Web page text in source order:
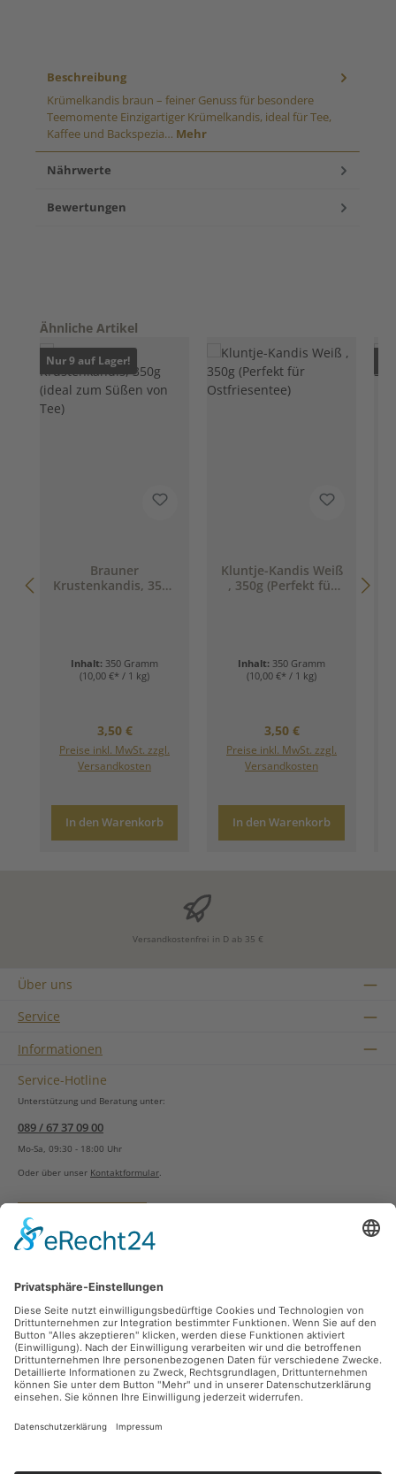
Beschreibung
Krümelkandis braun – feiner Genuss für besondere
Teemomente Einzigartiger Krümelkandis, ideal für Tee,
Kaffee und Backspezia… Mehr
Nährwerte
Bewertungen
Produktgalerie überspringen
Ähnliche Artikel
Nur 9 auf Lager!
Brauner
Krustenkandis, 350g
Inhalt: 350 Gramm
(10,00 €* / 1 kg)
Regulärer Preis:
3,50 €
Preise inkl. MwSt. zzgl.
Versandkosten
In den Warenkorb
Kluntje-Kandis Weiß
, 350g (Perfekt für
Inhalt: 350 Gramm
(10,00 €* / 1 kg)
Regulärer Preis:
3,50 €
Preise inkl. MwSt. zzgl.
Versandkosten
In den Warenkorb
Versandkostenfrei in D ab 35 €
Über uns
Service
Informationen
Service-Hotline
Unterstützung und Beratung unter:
089 / 67 37 09 00
Mo-Sa, 09:30 - 18:00 Uhr
Oder über unser Kontaktformular.
Vertrag widerrufen
Zahlungsarten
Sicher Einkaufen
Ladengeschäft
Newsletter